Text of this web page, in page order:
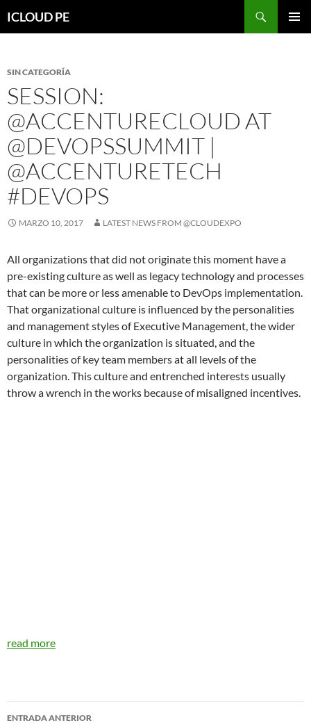
hacia
ICLOUD PE
SIN CATEGORÍA
SESSION:
@ACCENTURECLOUD AT
@DEVOPSSUMMIT |
@ACCENTURETECH
#DEVOPS
MARZO 10, 2017 LATEST NEWS FROM @CLOUDEXPO
All organizations that did not originate this moment have a
pre-existing culture as well as legacy technology and processes
that can be more or less amenable to DevOps implementation.
That organizational culture is influenced by the personalities
and management styles of Executive Management, the wider
culture in which the organization is situated, and the
personalities of key team members at all levels of the
organization. This culture and entrenched interests usually
throw a wrench in the works because of misaligned incentives.
read more
Navegador
ENTRADA ANTERIOR